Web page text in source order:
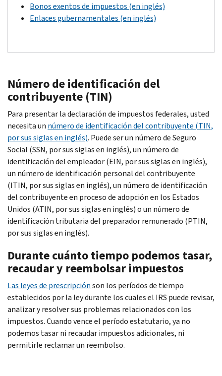
Bonos exentos de impuestos (en inglés)
Enlaces gubernamentales (en inglés)
Número de identificación del
contribuyente (TIN)
Para presentar la declaración de impuestos federales, usted
necesita un número de identificación del contribuyente (TIN,
por sus siglas en inglés). Puede ser un número de Seguro
Social (SSN, por sus siglas en inglés), un número de
identificación del empleador (EIN, por sus siglas en inglés),
un número de identificación personal del contribuyente
(ITIN, por sus siglas en inglés), un número de identificación
del contribuyente en proceso de adopción en los Estados
Unidos (ATIN, por sus siglas en inglés) o un número de
identificación tributaria del preparador remunerado (PTIN,
por sus siglas en inglés).
Durante cuánto tiempo podemos tasar,
recaudar y reembolsar impuestos
Las leyes de prescripciónson los períodos de tiempo
establecidos por la ley durante los cuales el IRS puede revisar,
analizar y resolver sus problemas relacionados con los
impuestos. Cuando vence el período estatutario, ya no
podemos tasar ni recaudar impuestos adicionales, ni
permitirle reclamar un reembolso.